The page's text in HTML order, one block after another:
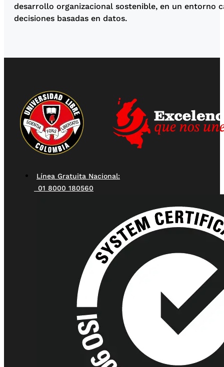
desarrollo organizacional sostenible, en un entorno
decisiones basadas en datos.
Línea Gratuita Nacional:
01 8000 180560